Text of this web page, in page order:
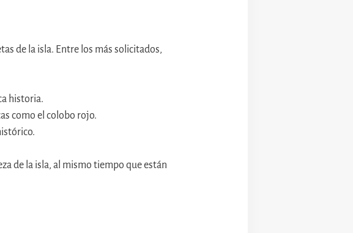
de la isla. Entre los más solicitados,
historia.
como el colobo rojo.
de la isla, al mismo tiempo que están